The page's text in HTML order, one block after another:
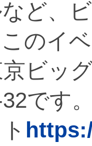
ど、
のイ
ビッ
です